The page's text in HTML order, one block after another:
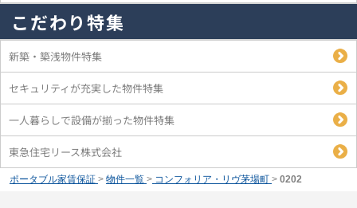
こだわり特集
新築・築浅物件特集
セキュリティが充実した物件特集
一人暮らしで設備が揃った物件特集
東急住宅リース株式会社
ポータブル家賃保証 > 物件一覧 > コンフォリア・リヴ茅場町 > 0202